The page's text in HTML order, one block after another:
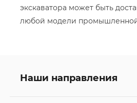
экскаватора может быть
любой модели
Наши направления